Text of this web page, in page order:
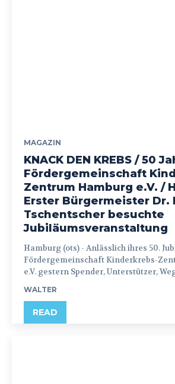
MAGAZIN
KNACK DEN KREBS / 50
Fördergemeinschaft
Zentrum Hamburg e.V. /
Erster Bürgermeister Dr.
Tschentscher besuchte
Jubiläumsveranstaltung
Hamburg (ots) - Anlässlich ihres 50. Jubiläums lud die
Fördergemeinschaft Kinderkrebs-
e.V. gestern Spender, Unterstützer,
WALTER
READ